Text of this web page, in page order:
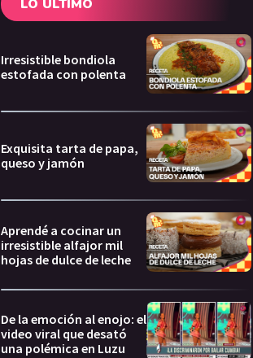
LO ÚLTIMO
Irresistible bondiola
estofada con polenta
Exquisita tarta de papa,
queso y jamón
Aprendé a cocinar un
irresistible alfajor mil
hojas de dulce de leche
De la emoción al enojo: el
video viral que desató
una polémica en Luzu